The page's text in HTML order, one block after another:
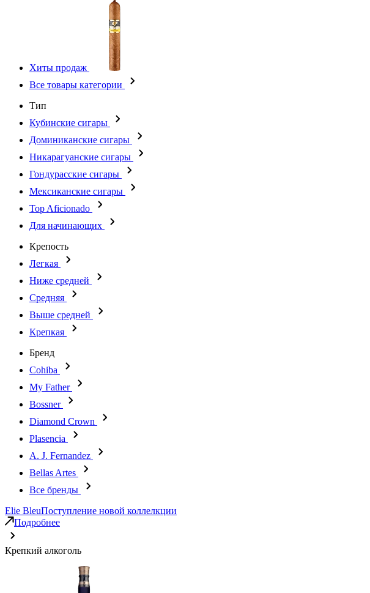
Хиты продаж
Все товары категории
Тип
Кубинские сигары
Доминиканские сигары
Никарагуанские сигары
Гондурасские сигары
Мексиканские сигары
Top Aficionado
Для начинающих
Крепость
Легкая
Ниже средней
Средняя
Выше средней
Крепкая
Бренд
Cohiba
My Father
Bossner
Diamond Crown
Plasencia
A. J. Fernandez
Bellas Artes
Все бренды
Elie BleuПоступление новой коллелкции
Подробнее
Крепкий алкоголь